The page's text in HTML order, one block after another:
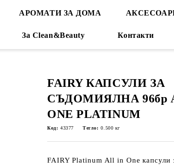
АРОМАТИ ЗА ДОМА
За Clean&Beauty Контакти
FAIRY КАПСУЛИ ЗА
СЪДОМИЯЛНА 96бр
ONE PLATINUM
Код: 43377 Тегло: 0.500 кг
FAIRY Platinum All in One капсули